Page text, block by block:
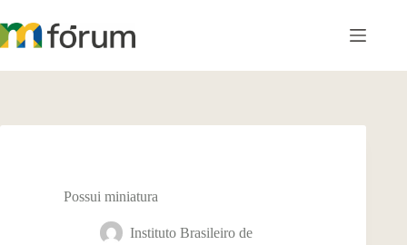
para
o
Possui miniatura
Instituto Brasileiro de